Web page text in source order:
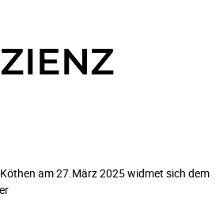
am 27.März 2025 widmet sich dem